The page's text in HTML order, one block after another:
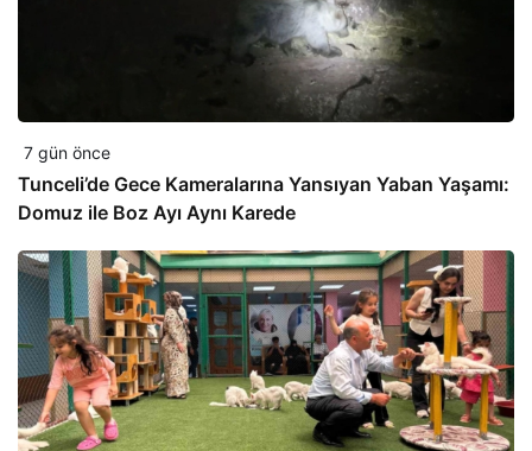
7 gün önce
Tunceli’de Gece Kameralarına Yansıyan Yaban Yaşamı:
Domuz ile Boz Ayı Aynı Karede